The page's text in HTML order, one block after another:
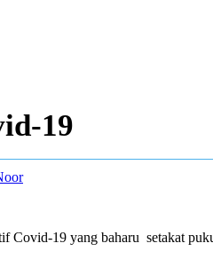
19
19 yang baharu setakat